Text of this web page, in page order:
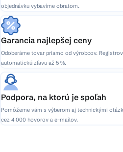
objednávku vybavíme obratom.
Garancia najlepšej ceny
Odoberáme tovar priamo od výrobcov.
automatickú zľavu až 5 %.
Podpora, na ktorú je spoľah
Pomôžeme vám s výberom aj technickými
cez 4 000 hovorov a e-mailov.